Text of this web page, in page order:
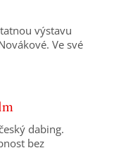
výstavu
Ve své
dabing.
bez